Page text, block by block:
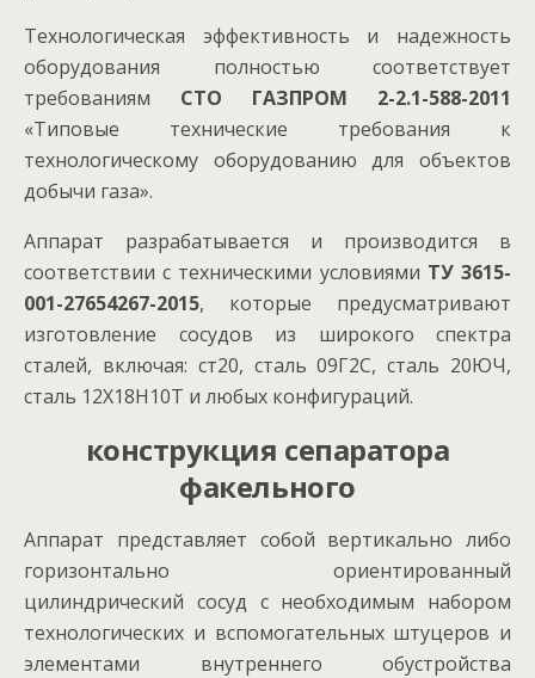
Технологическая эффективность и надежность
оборудования полностью соответствует
требованиям СТО ГАЗПРОМ 2-2.1-588-2011
«Типовые технические требования к
технологическому оборудованию для объектов
добычи газа».
Аппарат разрабатывается и производится в
соответствии с техническими условиями ТУ 3615-
001-27654267-2015, которые предусматривают
изготовление сосудов из широкого спектра
сталей, включая: ст20, сталь 09Г2С, сталь 20ЮЧ,
сталь 12Х18Н10Т и любых конфигураций.
конструкция сепаратора
факельного
Аппарат представляет собой вертикально либо
горизонтально ориентированный
цилиндрический сосуд с необходимым набором
технологических и вспомогательных штуцеров и
элементами внутреннего обустройства